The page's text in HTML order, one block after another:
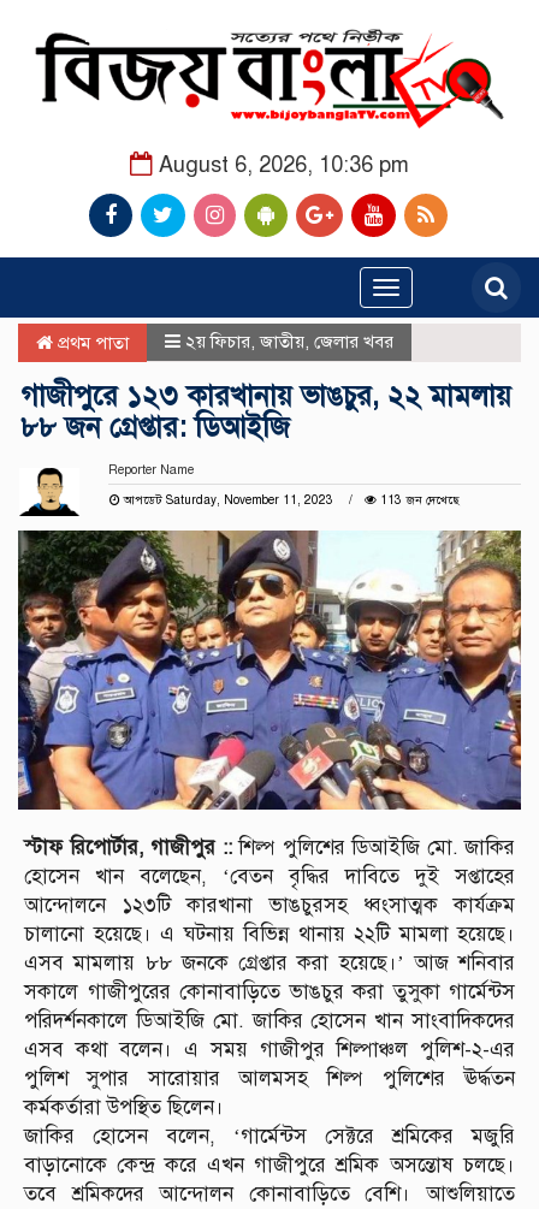
August 6, 2026, 10:36 pm
Toggle
navigation
প্রথম পাতা ২য় ফিচার ,জাতীয় জেলার খবর
গাজীপুরে ১২৩ কারখানায় ভাঙচুর, ২২ মামলায়
৮৮ জন গ্রেপ্তার: ডিআইজি
Reporter Name
আপডেট Saturday, November 11, 2023
113 জন দেখেছে
স্টাফ রিপোর্টার, গাজীপুর ::শিল্প পুলিশের ডিআইজি মো. জাকির
হোসেন খান বলেছেন, ‘বেতন বৃদ্ধির দাবিতে দুই সপ্তাহের
আন্দোলনে ১২৩টি কারখানা ভাঙচুরসহ ধ্বংসাত্মক কার্যক্রম
চালানো হয়েছে। এ ঘটনায় বিভিন্ন থানায় ২২টি মামলা হয়েছে।
এসব মামলায় ৮৮ জনকে গ্রেপ্তার করা হয়েছে।’ আজ শনিবার
সকালে গাজীপুরের কোনাবাড়িতে ভাঙচুর করা তুসুকা গার্মেন্টস
পরিদর্শনকালে ডিআইজি মো. জাকির হোসেন খান সাংবাদিকদের
এসব কথা বলেন। এ সময় গাজীপুর শিল্পাঞ্চল পুলিশ-২-এর
পুলিশ সুপার সারোয়ার আলমসহ শিল্প পুলিশের ঊর্দ্ধতন
কর্মকর্তারা উপস্থিত ছিলেন।
জাকির হোসেন বলেন, ‘গার্মেন্টস সেক্টরে শ্রমিকের মজুরি
বাড়ানোকে কেন্দ্র করে এখন গাজীপুরে শ্রমিক অসন্তোষ চলছে।
তবে শ্রমিকদের আন্দোলন কোনাবাড়িতে বেশি। আশুলিয়াতে